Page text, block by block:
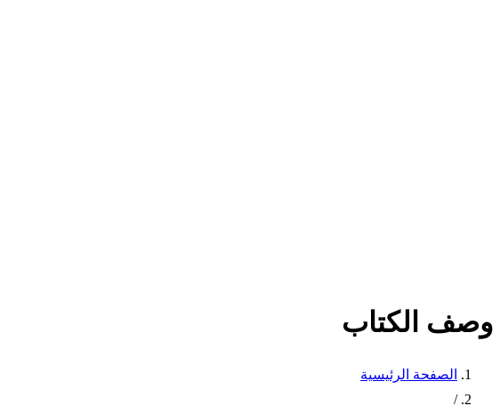
وصف الكتاب
الصفحة الرئيسية
/